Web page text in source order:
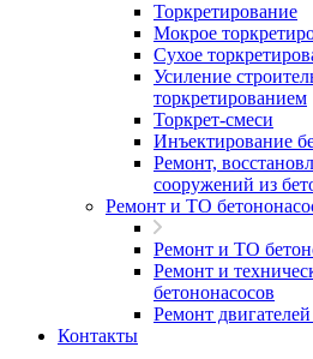
Торкретирование
Мокрое
Сухое
Усиление
торкретированием
Торкрет-смеси
Инъектирование
Ремонт,
сооружений из
Ремонт и ТО
Ремонт и ТО
Ремонт и
бетононасосов
Ремонт
Контакты